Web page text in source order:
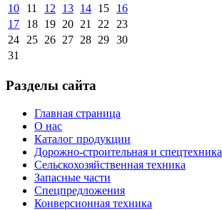
10
11 12 13 14 15
16
17
18 19 20 21 22
23
24
25 26 27 28 29 30
31
Разделы сайта
Главная страница
О нас
Каталог продукции
Дорожно-строительная и спецтехника
Сельскохозяйственная техника
Запасные части
Спецпредложения
Конверсионная техника